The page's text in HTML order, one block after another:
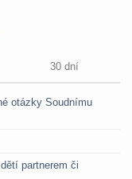
30 dní
otázky Soudnímu
partnerem či